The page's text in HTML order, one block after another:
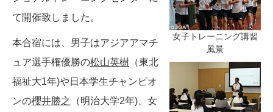
女子トレーニング講習
風景
て開催致しました。
本合宿には、男子はアジアアマチ
ュア選手権優勝の松山英樹 （東北
福祉大1年)や日本学生チャンピオ
ンの櫻井勝之
（明治大学2年)、女